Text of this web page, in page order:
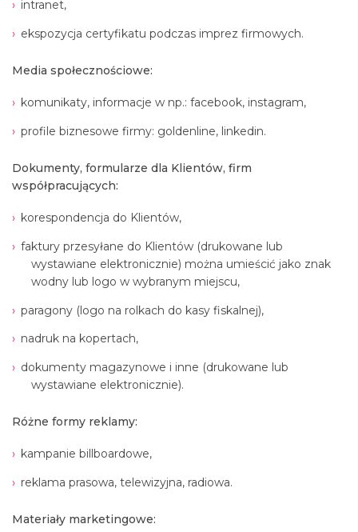
intranet,
ekspozycja certyfikatu podczas imprez firmowych.
Media społecznościowe:
komunikaty, informacje w np.: facebook, instagram,
profile biznesowe firmy: goldenline, linkedin.
Dokumenty, formularze dla Klientów, firm
współpracujących:
korespondencja do Klientów,
faktury przesyłane do Klientów (drukowane lub
wystawiane elektronicznie) można umieścić jako znak
wodny lub logo w wybranym miejscu,
paragony (logo na rolkach do kasy fiskalnej),
nadruk na kopertach,
dokumenty magazynowe i inne (drukowane lub
wystawiane elektronicznie).
Różne formy reklamy:
kampanie billboardowe,
reklama prasowa, telewizyjna, radiowa.
Materiały marketingowe: